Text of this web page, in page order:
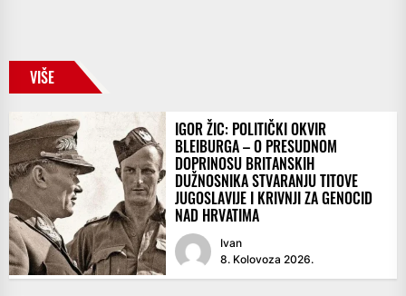
VIŠE
IGOR ŽIC: POLITIČKI OKVIR
BLEIBURGA – O PRESUDNOM
DOPRINOSU BRITANSKIH
DUŽNOSNIKA STVARANJU TITOVE
JUGOSLAVIJE I KRIVNJI ZA GENOCID
NAD HRVATIMA
Ivan
8. Kolovoza 2026.